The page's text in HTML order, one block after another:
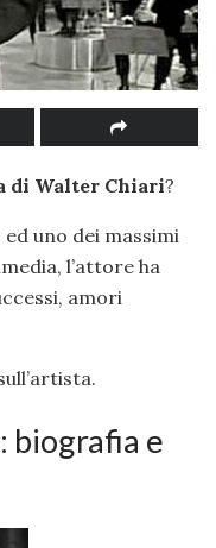
di Walter Chiari?
uno dei massimi
l’attore ha
amori
biografia e